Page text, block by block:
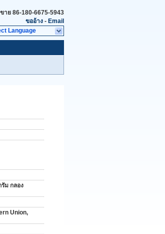
ขาย 86-180-6675-5943
ขออ้าง - Email
Language
ม กลอง
Union,